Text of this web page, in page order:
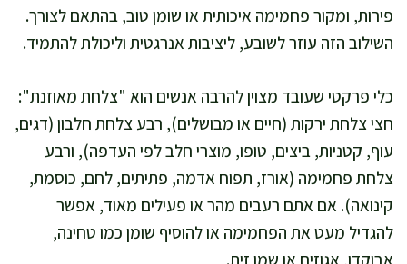
פירות, ומקור פחמימה איכותית או שומן טוב, בהתאם לצורך.
השילוב הזה עוזר לשובע, ליציבות אנרגטית וליכולת להתמיד.
כלי פרקטי שעובד מצוין להרבה אנשים הוא "צלחת מאוזנת":
חצי צלחת ירקות (חיים או מבושלים), רבע צלחת חלבון (דגים,
עוף, קטניות, ביצים, טופו, מוצרי חלב לפי העדפה), ורבע
צלחת פחמימה (אורז, תפוח אדמה, פתיתים, לחם, כוסמת,
קינואה). אם אתם רעבים מהר או פעילים מאוד, אפשר
להגדיל מעט את הפחמימה או להוסיף שומן כמו טחינה,
אבוקדו, אגוזים או שמן זית.